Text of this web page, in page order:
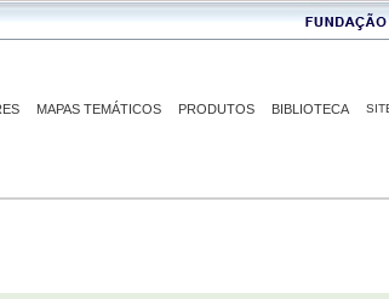
MAPAS TEMÁTICOS PRODUTOS BIBLIOTECA